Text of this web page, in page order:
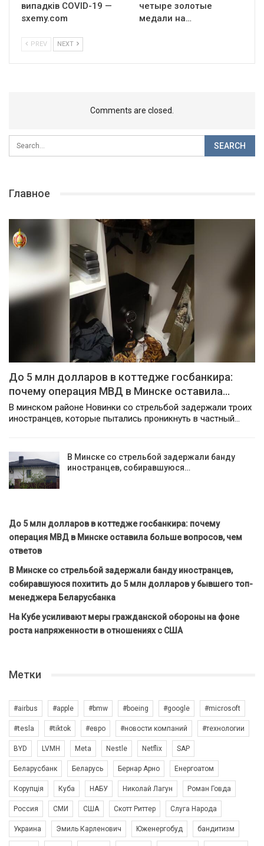
випадків COVID-19 —
sxemy.com
четыре золотые
медали на…
PREV NEXT
Comments are closed.
Главное
До 5 млн долларов в коттедже госбанкира:
почему операция МВД в Минске оставила…
В минском районе Новинки со стрельбой задержали троих
иностранцев, которые пытались проникнуть в частный…
В Минске со стрельбой задержали банду
иностранцев, собиравшуюся…
До 5 млн долларов в коттедже госбанкира: почему
операция МВД в Минске оставила больше вопросов, чем
ответов
В Минске со стрельбой задержали банду иностранцев,
собиравшуюся похитить до 5 млн долларов у бывшего топ-
менеджера Беларусбанка
На Кубе усиливают меры гражданской обороны на фоне
роста напряженности в отношениях с США
Метки
#airbus #apple #bmw #boeing #google #microsoft
#tesla #tiktok #евро #новости компаний #технологии
BYD LVMH Meta Nestle Netflix SAP
Беларусбанк Беларусь Бернар Арно Енергоатом
Корупція Куба НАБУ Николай Лагун Роман Говда
Россия СМИ США Скотт Риттер Слуга Народа
Украина Эмиль Карленович Юженергобуд бандитизм